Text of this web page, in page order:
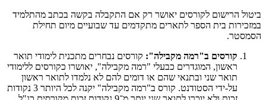
ביטול הרישום לקורסים יאושר רק אם התקבלה בקשה בכתב מהתלמיד
במזכירות בית הספר לתארים מתקדמים עד שבועיים מיום תחילת
הסמסטר.
קורסים ב"רמה מקבילה": קורסים נבחרים מתכנית לימודי תואר
ראשון, המוגדרים כבעלי "רמה מקבילה", יאושרו כקורסים ללימודי
תואר שני ובתנאי שהם או דומים להם לא נלמדו לתואר ראשון
על-ידי הסטודנט. קורס ב"רמה מקבילה" יקנה לכל היותר 3 נקודות